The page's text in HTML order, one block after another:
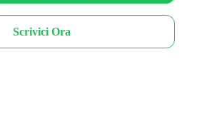
Scrivici Ora